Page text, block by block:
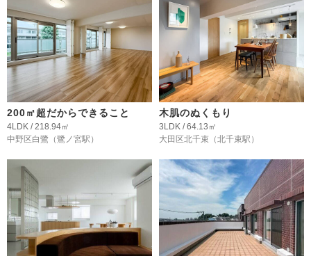
200㎡超だからできること
4LDK / 218.94㎡
中野区白鷺 （鷺ノ宮駅）
木肌のぬくもり
3LDK / 64.13㎡
大田区北千束 （北千束駅）